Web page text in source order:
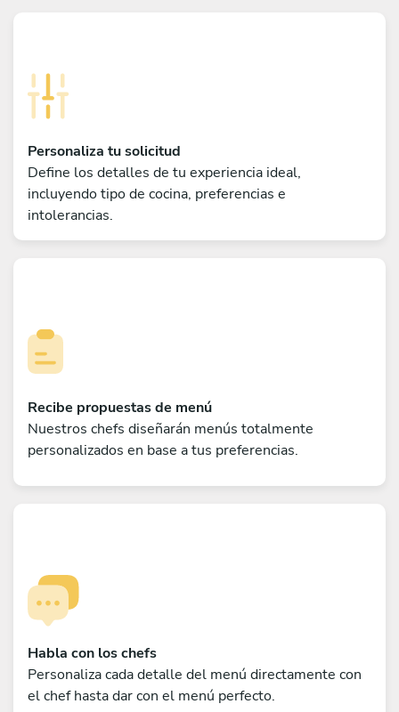
Personaliza tu solicitud
Define los detalles de tu experiencia ideal,
incluyendo tipo de cocina, preferencias e
intolerancias.
Recibe propuestas de menú
Nuestros chefs diseñarán menús totalmente
personalizados en base a tus preferencias.
Habla con los chefs
Personaliza cada detalle del menú directamente con
el chef hasta dar con el menú perfecto.